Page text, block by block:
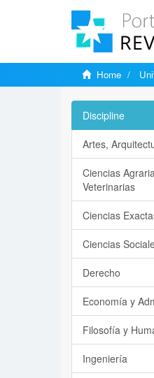
Home
Discipline
Artes,
Ciencias
Veterinarias
Ciencias
Ciencias
Derecho
Economía y
Filosofía y
Ingeniería